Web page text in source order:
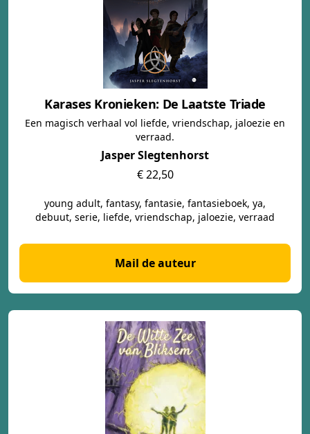
Karases Kronieken: De Laatste Triade
Een magisch verhaal vol liefde, vriendschap, jaloezie en
verraad.
Jasper Slegtenhorst
€ 22,50
young adult, fantasy, fantasie, fantasieboek, ya,
debuut, serie, liefde, vriendschap, jaloezie, verraad
Mail de auteur